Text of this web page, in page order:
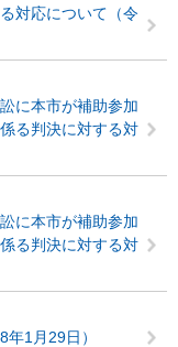
対応について（令
に本市が補助参加
る判決に対する対
に本市が補助参加
る判決に対する対
1月29日）